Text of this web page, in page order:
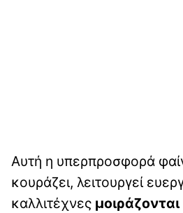
Αυτή η υπερπροσφορά
κουράζει, λειτουργεί
καλλιτέχνες